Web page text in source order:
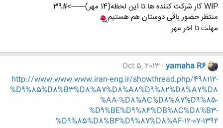
WIP کار شرکت کننده ها تا این لحظه(14 مهر)------->#39
منتظر حضور باقی دوستان هم هستیم
مهلت تا اخر مهر
yamaha R6
Oct 5, 2013
http://www.www.www.iran-eng.ir/showthread.php/498112-
%D9%85%D8%B3%D8%A7%D8%A8%D9%82%D8%A7%D8
%AA-%D8%AC%D8%A7%D9%85-
%D9%BE%D9%84%DB%8C%D8%B3-
%D9%85%D8%B4%D9%87%D8%AF-12-07-1392